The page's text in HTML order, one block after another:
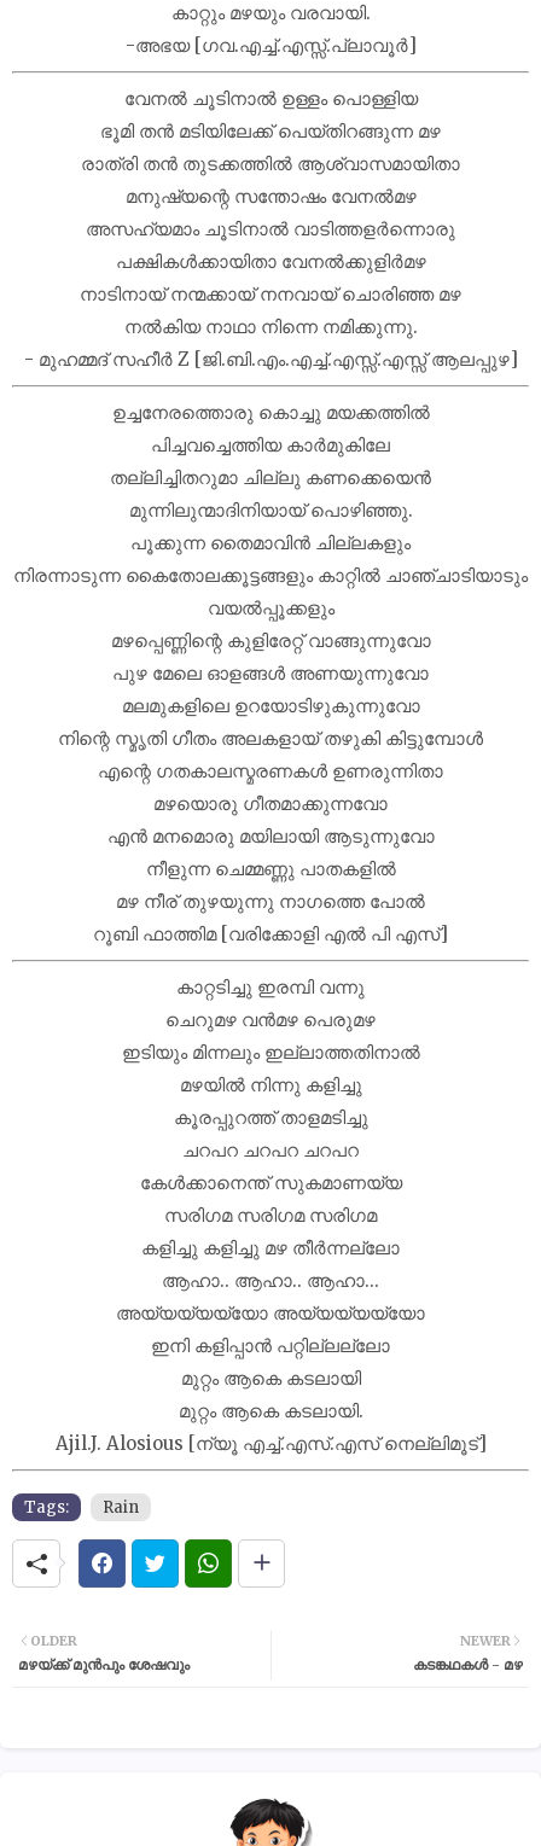
കാറ്റും മഴയും വരവായി.
-അഭയ [ഗവ.എച്ച്.എസ്സ്.പ്ലാവൂർ]
വേനൽ ചൂടിനാൽ ഉള്ളം പൊള്ളിയ
ഭൂമി തൻ മടിയിലേക്ക് പെയ്തിറങ്ങുന്ന മഴ
രാത്രി തൻ തുടക്കത്തിൽ ആശ്വാസമായിതാ
മനുഷ്യന്റെ സന്തോഷം വേനൽമഴ
അസഹ്യമാം ചൂടിനാൽ വാടിത്തളർന്നൊരു
പക്ഷികൾക്കായിതാ വേനൽക്കുളിർമഴ
നാടിനായ് നന്മക്കായ് നനവായ് ചൊരിഞ്ഞ മഴ
നൽകിയ നാഥാ നിന്നെ നമിക്കുന്നു.
- മുഹമ്മദ് സഹീർ Z [ജി.ബി.എം.എച്ച്.എസ്സ്.എസ്സ് ആലപ്പുഴ]
ഉച്ചനേരത്തൊരു കൊച്ചു മയക്കത്തിൽ
പിച്ചവച്ചെത്തിയ കാർമുകിലേ
തല്ലിച്ചിതറുമാ ചില്ലു കണക്കെയെൻ
മുന്നിലുന്മാദിനിയായ് പൊഴിഞ്ഞു.
പൂക്കുന്ന തൈമാവിൻ ചില്ലകളും
നിരന്നാടുന്ന കൈതോലക്കൂട്ടങ്ങളും കാറ്റിൽ ചാഞ്ചാടിയാടും
വയൽപ്പൂക്കളും
മഴപ്പെണ്ണിന്റെ കുളിരേറ്റ് വാങ്ങുന്നുവോ
പുഴ മേലെ ഓളങ്ങൾ അണയുന്നുവോ
മലമുകളിലെ ഉറയോടിഴുകുന്നുവോ
നിന്റെ സ്മൃതി ഗീതം അലകളായ് തഴുകി കിട്ടുമ്പോൾ
എന്റെ ഗതകാലസ്മരണകൾ ഉണരുന്നിതാ
മഴയൊരു ഗീതമാക്കുന്നവോ
എൻ മനമൊരു മയിലായി ആടുന്നുവോ
നീളുന്ന ചെമ്മണ്ണു പാതകളിൽ
മഴ നീര് തുഴയുന്നു നാഗത്തെ പോൽ
റൂബി ഫാത്തിമ [വരിക്കോളി എൽ പി എസ്]
കാറ്റടിച്ചു ഇരമ്പി വന്നു
ചെറുമഴ വൻമഴ പെരുമഴ
ഇടിയും മിന്നലും ഇല്ലാത്തതിനാൽ
മഴയിൽ നിന്നു കളിച്ചു
കൂരപ്പുറത്ത് താളമടിച്ചു
ചറപറ ചറപറ ചറപറ
കേൾക്കാനെന്ത് സുകമാണയ്യ
സരിഗമ സരിഗമ സരിഗമ
കളിച്ചു കളിച്ചു മഴ തീർന്നല്ലോ
ആഹാ.. ആഹാ.. ആഹാ...
അയ്യയ്യയ്യോ അയ്യയ്യയ്യോ
ഇനി കളിപ്പാൻ പറ്റില്ലല്ലോ
മുറ്റം ആകെ കടലായി
മുറ്റം ആകെ കടലായി.
Ajil.J. Alosious [ന്യൂ എച്ച്.എസ്.എസ് നെല്ലിമൂട്]
Tags: Rain
NEWER
കടങ്കഥകൾ - മഴ
OLDER
മഴയ്ക്ക് മുൻപും ശേഷവും